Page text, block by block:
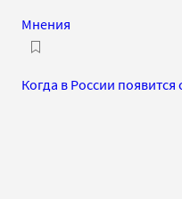
Мнения
Когда в России